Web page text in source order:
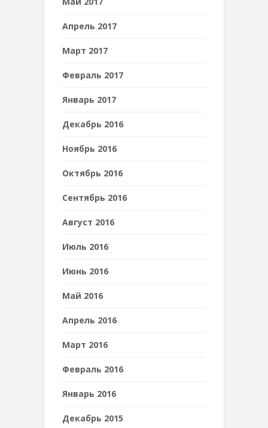
Апрель 2017
Март 2017
Февраль 2017
Январь 2017
Декабрь 2016
Ноябрь 2016
Октябрь 2016
Сентябрь 2016
Август 2016
Июль 2016
Июнь 2016
Май 2016
Апрель 2016
Март 2016
Февраль 2016
Январь 2016
Декабрь 2015